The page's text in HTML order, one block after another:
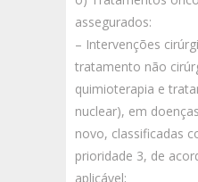
assegurados:
– Intervenções
tratamento não
quimioterapia e
nuclear), em
novo, classificadas
prioridade 3, de
aplicável;